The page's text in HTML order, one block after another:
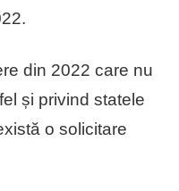
din 2022 care nu
și privind statele
o solicitare